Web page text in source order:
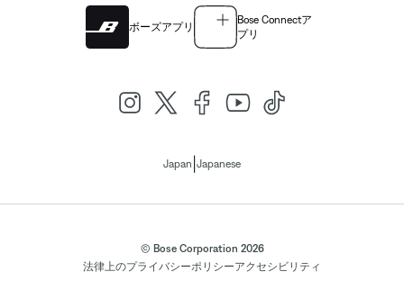
ボーズアプリ
Bose Connectア
プリ
Japan Japanese
© Bose Corporation 2026
法律上のプライバシーポリシーアクセシビリティ